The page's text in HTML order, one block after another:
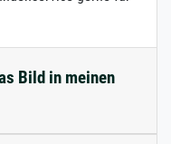
Bild in meinen